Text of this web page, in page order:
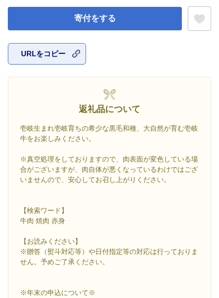
寄付をする
URLをコピー
返礼品について
壱岐生まれ壱岐育ちの希少な黒毛和種、大自然が育む壱岐
牛をお楽しみください。
※真空処理をしておりますので、肉表面が変色している場
合がございますが、肉自体が悪くなっているわけではござ
いませんので、安心してお召し上がりください。
【検索ワード】
牛肉 焼肉 赤身
【お読みください】
※贈答（熨斗対応等）や日付指定等の対応は行っておりま
せん。予めご了承ください。
※年末の申込について※